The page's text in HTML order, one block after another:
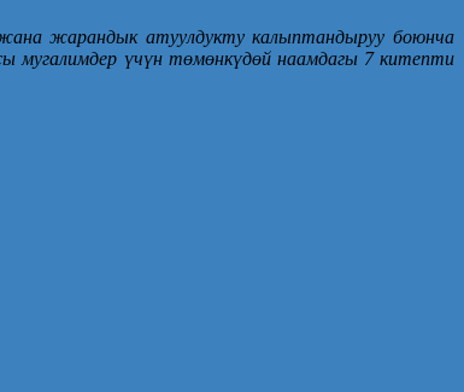
жарандык атуулдукту калыптандыруу боюнча
мугалимдер үчүн төмөнкүдөй наамдагы 7 китепти